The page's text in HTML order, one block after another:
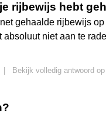
rijbewijs hebt
gehaalde rijbewijs
absoluut niet aan te
Bekijk volledig antwoord